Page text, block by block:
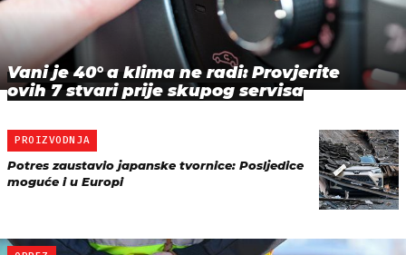
Vani je 40° a klima ne radi: Provjerite
ovih 7 stvari prije skupog servisa
PROIZVODNJA
Potres zaustavio japanske tvornice: Posljedice
moguće i u Europi